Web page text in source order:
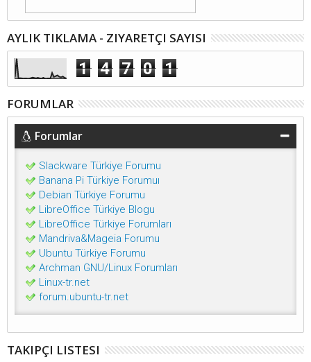
AYLIK TIKLAMA - ZIYARETÇI SAYISI
1 4 7 0 1
FORUMLAR
Forumlar
Slackware Türkiye Forumu
Banana Pi Türkiye Forumuı
Debian Türkiye Forumu
LibreOffice Türkiye Blogu
LibreOffice Türkiye Forumları
Mandriva&Mageia Forumu
Ubuntu Türkiye Forumu
Archman GNU/Linux Forumları
Linux-tr.net
forum.ubuntu-tr.net
TAKIPÇI LISTESI